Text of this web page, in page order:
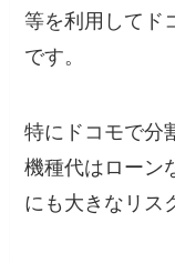
等を利用してド
です。
特にドコモで分
機種代はローン
にも大きなリス